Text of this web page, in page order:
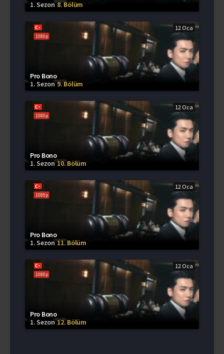
1. Sezon8. Bölüm
1080p
12 Oca
Pro Bono
1. Sezon9. Bölüm
1080p
12 Oca
Pro Bono
1. Sezon10. Bölüm
1080p
12 Oca
Pro Bono
1. Sezon11. Bölüm
1080p
12 Oca
Pro Bono
1. Sezon12. Bölüm